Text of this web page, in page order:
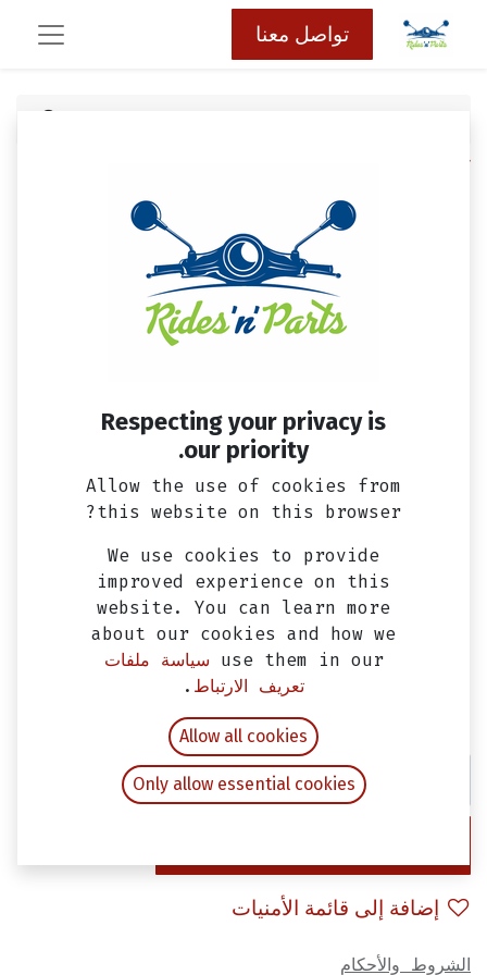
تواصل معنا
كافة المنتجات
شامل ضريبة القيمة المضافة
إضافة إلى قائمة الأمنيات
الشروط والأحكام
Respecting your privacy is
our priority.
Allow the use of cookies from
this website on this browser?
We use cookies to provide
improved experience on this
website. You can learn more
about our cookies and how we
use them in our سياسة ملفات
تعريف الارتباط .
Allow all cookies
Only allow essential cookies